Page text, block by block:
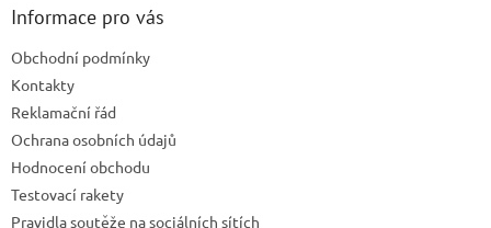
Informace pro vás
Obchodní podmínky
Kontakty
Reklamační řád
Ochrana osobních údajů
Hodnocení obchodu
Testovací rakety
Pravidla soutěže na sociálních sítích